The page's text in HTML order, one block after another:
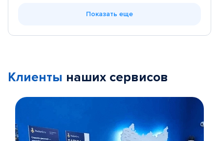
Показать еще
Клиенты наших сервисов